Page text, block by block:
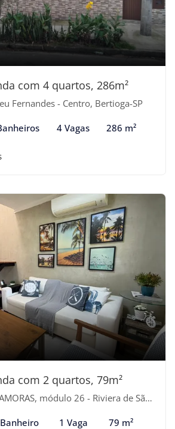
com 4 quartos, 286m²
Fernandes - Centro, Bertioga-SP
4 Vagas 286 m²
com 2 quartos, 79m²
módulo 26 - Riviera de São Lourenço, Bertioga-SP
1 Vaga 79 m²